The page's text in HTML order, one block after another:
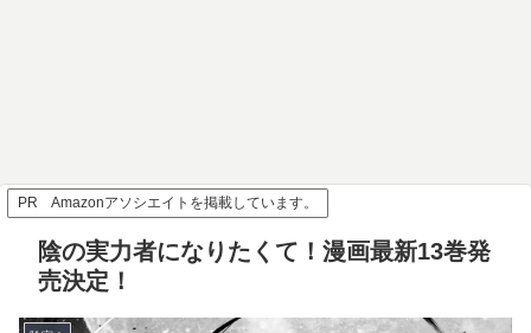
PR Amazonアソシエイトを掲載しています。
陰の実力者になりたくて！漫画最新13巻発
売決定！